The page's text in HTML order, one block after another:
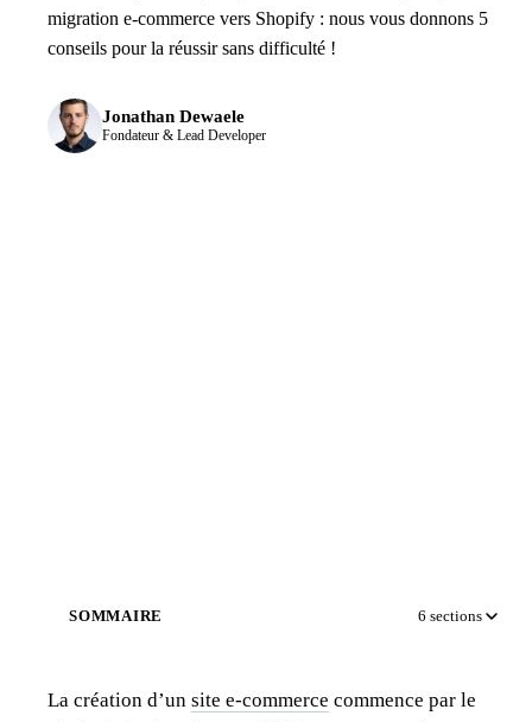
migration e-commerce vers Shopify : nous vous donnons 5
conseils pour la réussir sans difficulté !
Jonathan Dewaele
Fondateur & Lead Developer
SOMMAIRE 6 sections
La création d’un site e-commerce commence par le